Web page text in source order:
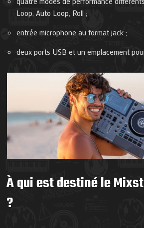
Loop, Auto Loop, Roll ;
entrée microphone au format jack ;
deux ports USB et un emplacement
À qui est destiné le
?